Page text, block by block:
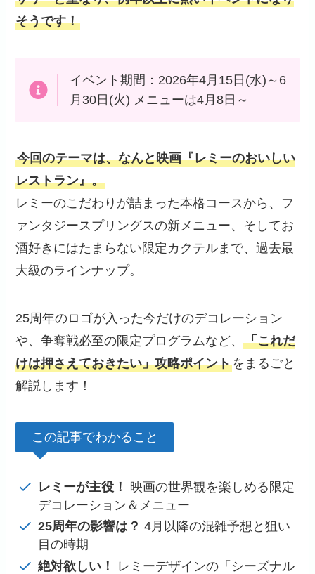
そうです！
イベント期間：2026年4月15日(水)～6
月30日(火) メニューは4月8日～
今回のテーマは、なんと映画『レミーのおいしい
レストラン』。
レミーのこだわりが詰まった本格コースから、フ
ァンタジースプリングスの新メニュー、そしてお
酒好きにはたまらない限定カクテルまで、過去最
大級のラインナップ。
25周年のロゴが入った今だけのデコレーション
や、争奪戦必至の限定プログラムなど、「これだ
けは押さえておきたい」攻略ポイントをまるごと
解説します！
この記事でわかること
レミーが主役！
映画の世界観を楽しめる限定
デコレーション＆メニュー
25周年の影響は？ 4月以降の混雑予想と狙い
目の時期
絶対欲しい！
レミーデザインの「シーズナル